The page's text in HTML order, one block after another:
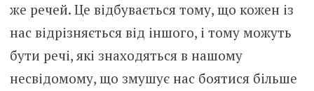
же речей. Це відбувається тому, що кожен із
нас відрізняється від іншого, і тому можуть
бути речі, які знаходяться в нашому
несвідомому, що змушує нас боятися більше